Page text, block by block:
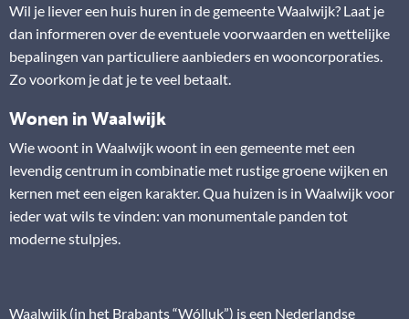
Wil je liever een huis huren in de gemeente Waalwijk? Laat je
dan informeren over de eventuele voorwaarden en wettelijke
bepalingen van particuliere aanbieders en wooncorporaties.
Zo voorkom je dat je te veel betaalt.
Wonen in Waalwijk
Wie woont in Waalwijk woont in een gemeente met een
levendig centrum in combinatie met rustige groene wijken en
kernen met een eigen karakter. Qua huizen is in Waalwijk voor
ieder wat wils te vinden: van monumentale panden tot
moderne stulpjes.
Waalwijk (in het Brabants “Wólluk”) is een Nederlandse